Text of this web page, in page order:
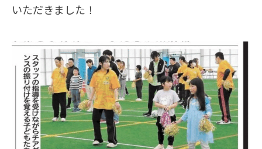
いただきました！